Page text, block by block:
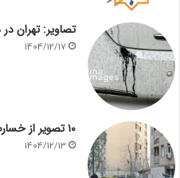
تصاویر: تهران
1404/12/17
۱۰ تصویر از خسارت حمله هوایی به خیابان‌های تهران
1404/12/13